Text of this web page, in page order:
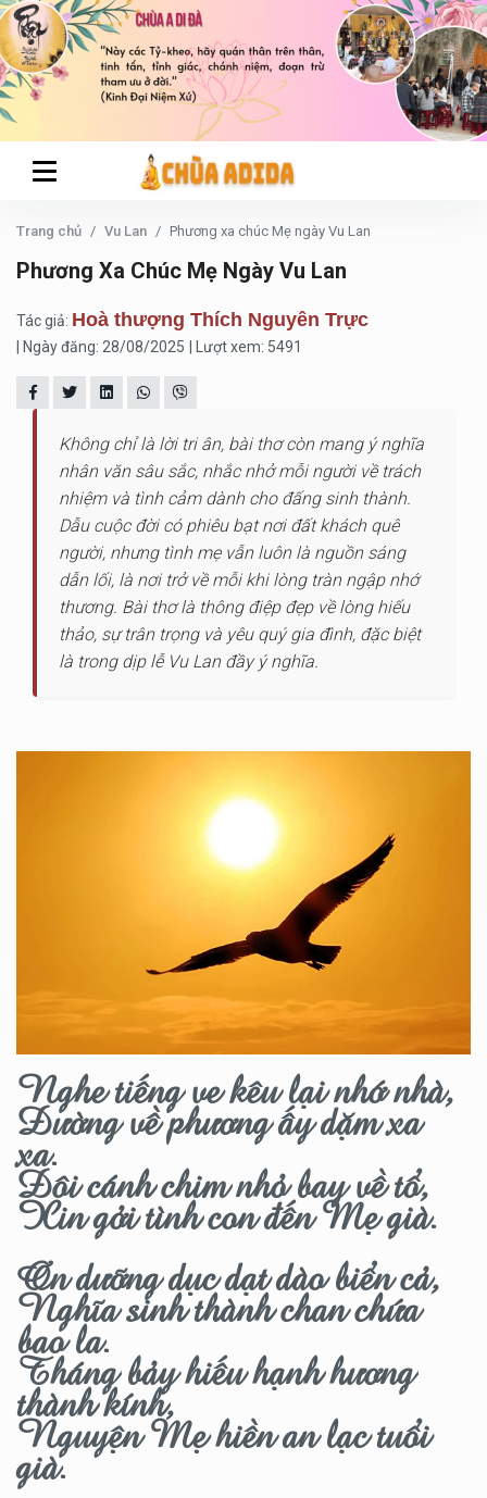
Trang chủ Vu Lan Phương xa chúc Mẹ ngày Vu Lan
Phương Xa Chúc Mẹ Ngày Vu Lan
Tác giả: Hoà thượng Thích Nguyên Trực
| Ngày đăng: 28/08/2025 | Lượt xem: 5491
Không chỉ là lời tri ân, bài thơ còn mang ý nghĩa
nhân văn sâu sắc, nhắc nhở mỗi người về trách
nhiệm và tình cảm dành cho đấng sinh thành.
Dẫu cuộc đời có phiêu bạt nơi đất khách quê
người, nhưng tình mẹ vẫn luôn là nguồn sáng
dẫn lối, là nơi trở về mỗi khi lòng tràn ngập nhớ
thương. Bài thơ là thông điệp đẹp về lòng hiếu
thảo, sự trân trọng và yêu quý gia đình, đặc biệt
là trong dịp lễ Vu Lan đầy ý nghĩa.
Nghe tiếng ve kêu lại nhớ nhà,
Đường về phương ấy dặm xa
xa.
Đôi cánh chim nhỏ bay về tổ,
Xin gởi tình con đến Mẹ già.
Ơn dưỡng dục dạt dào biển cả,
Nghĩa sinh thành chan chứa
bao la.
Tháng bảy hiếu hạnh hương
thành kính,
Nguyện Mẹ hiền an lạc tuổi
già.